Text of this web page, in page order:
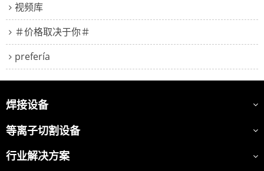
视频库
＃价格取决于你＃
prefería
焊接设备
等离子切割设备
行业解决方案